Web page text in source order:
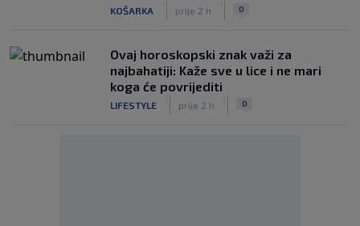
KOŠARKA prije 2 h 0
Ovaj horoskopski znak važi za
najbahatiji: Kaže sve u lice i ne mari
koga će povrijediti
LIFESTYLE prije 2 h 0